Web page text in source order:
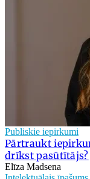
Publiskie iepirkumi
Pārtraukt
drīkst pasūtītājs?
Elīza Madsena